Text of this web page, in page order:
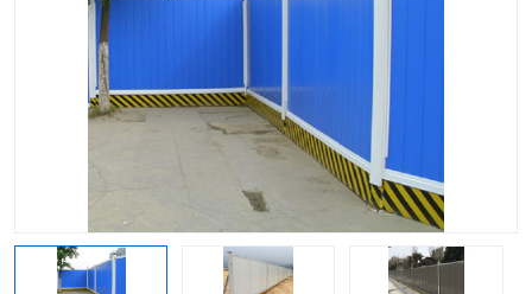
生产加工单板复合围挡 市
政围挡